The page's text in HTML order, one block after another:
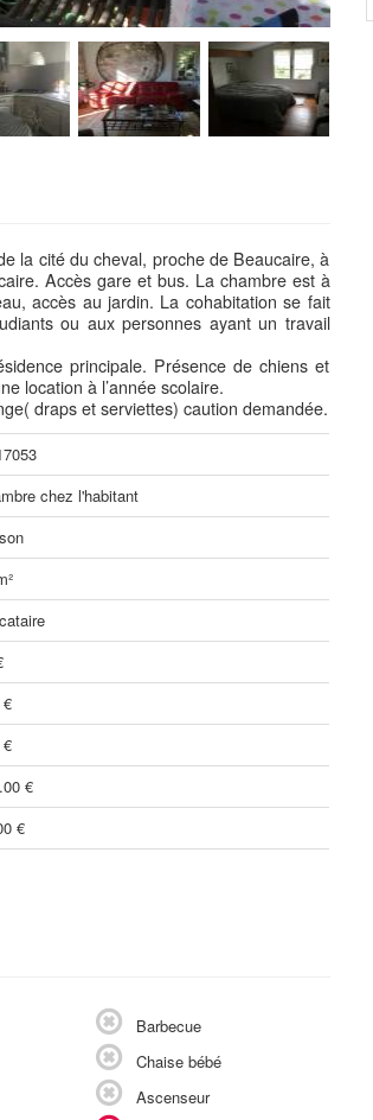
la cité du cheval, proche de Beaucaire, à
Accès gare et bus. La chambre est à
accès au jardin. La cohabitation se fait
ou aux personnes ayant un travail
principale. Présence de chiens et
location à l’année scolaire.
draps et serviettes) caution demandée.
chez l'habitant
€
€
€
Barbecue
Chaise bébé
Ascenseur